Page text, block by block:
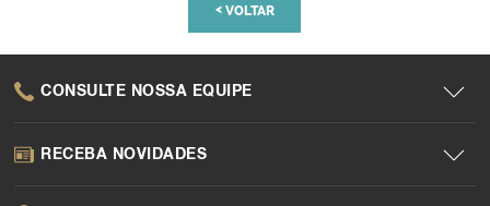
<VOLTAR
CONSULTE NOSSA EQUIPE
RECEBA NOVIDADES